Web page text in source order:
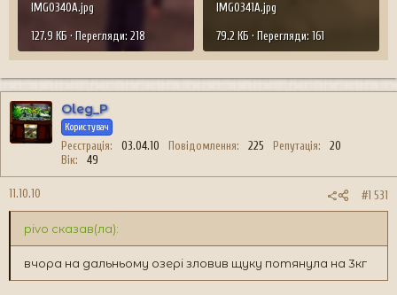
IMG0340A.jpg
127.9 КБ · Перегляди: 218
IMG0341A.jpg
79.2 КБ · Перегляди: 161
Oleg_P
Користувач
Реєстрація 03.04.10 Повідомлення 225 Репутація
20
Вік
49
11.10.10 #1 531
pivo сказав(ла):
вчора на дальньому озері зловив щуку потянула на 3кг